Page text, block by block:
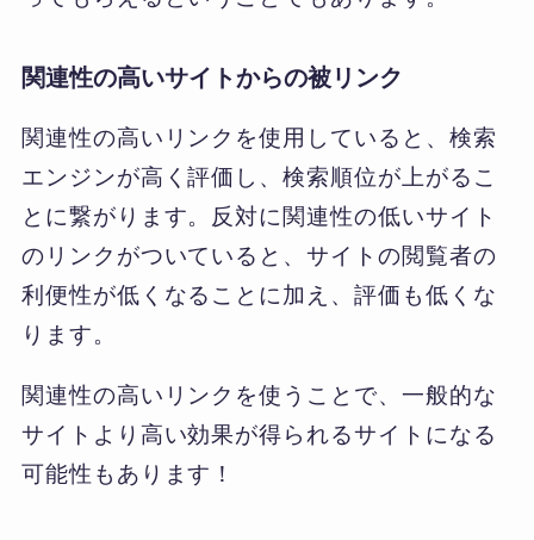
関連性の高いサイトからの被リンク
関連性の高いリンクを使用していると、検索
エンジンが高く評価し、検索順位が上がるこ
とに繋がります。反対に関連性の低いサイト
のリンクがついていると、サイトの閲覧者の
利便性が低くなることに加え、評価も低くな
ります。
関連性の高いリンクを使うことで、一般的な
サイトより高い効果が得られるサイトになる
可能性もあります！